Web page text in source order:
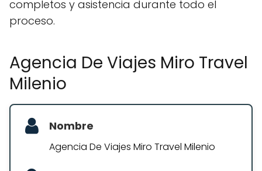
completos y asistencia durante todo el
proceso.
Agencia De Viajes Miro Travel
Milenio
Nombre
Agencia De Viajes Miro Travel Milenio